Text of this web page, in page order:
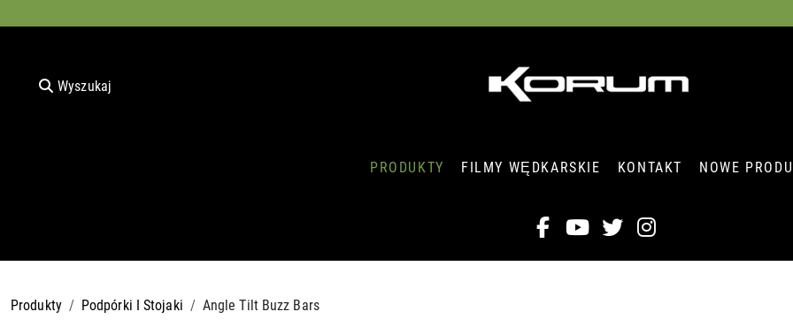
Wyszukaj
PRODUKTY FILMY WĘDKARSKIE KONTAKT NOWE
Produkty Podpórki I Stojaki Angle Tilt Buzz Bars